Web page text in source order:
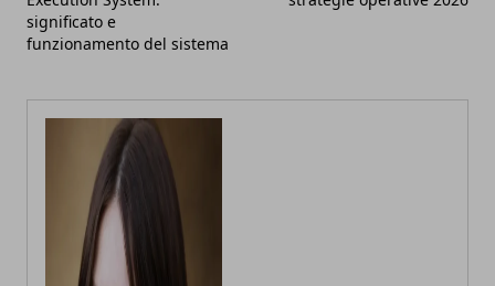
significato e
funzionamento del sistema